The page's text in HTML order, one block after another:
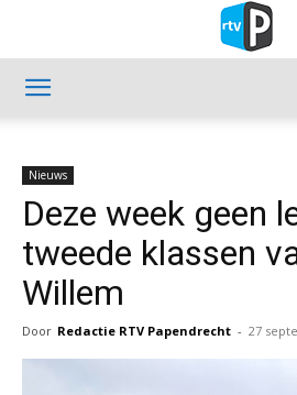
Nieuws
Deze week geen
tweede klassen
Willem
Door Redactie RTV Papendrecht - 27